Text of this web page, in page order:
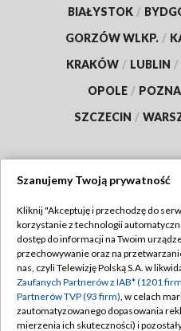
BIAŁYSTOK /
GORZÓW WLKP. /
KRAKÓW / LUBLIN /
OPOLE /
SZCZECIN /
Abonament TVP
Emisja w TVP
Centrum informacji TVP
Polityka
Szanujemy Twoją prywatność
Kliknij "Akceptuję i przechodzę do
korzystanie z technologii
dostęp do informacji na Twoim
przechowywanie oraz na
nas, czyli Telewizję Polską S.A. w
Zaufanych Partnerów z IAB* (1201
Partnerów TVP (93 firm), w celach
zautomatyzowanego dopasowania
mierzenia ich skuteczności) i